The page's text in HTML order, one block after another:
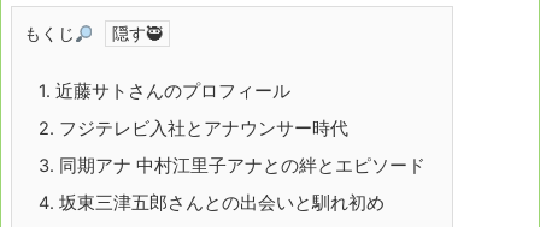
もくじ
1. 近藤サトさんのプロフィール
2. フジテレビ入社とアナウンサー時代
3. 同期アナ 中村江里子アナとの絆とエピソード
4. 坂東三津五郎さんとの出会いと馴れ初め